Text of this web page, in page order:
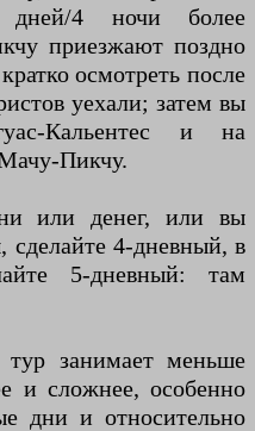
4 ночи более
приезжают поздно
осмотреть после
уехали; затем вы
Кальентес и на
Пикчу.
или денег, или вы
сделайте 4-дневный, в
5-дневный: там
тур занимает меньше
и сложнее, особенно
дни и относительно